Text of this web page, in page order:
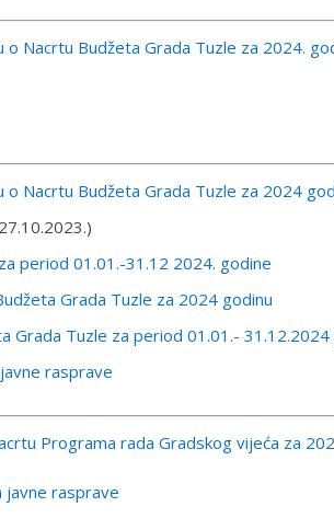
o Nacrtu Budžeta Grada Tuzle za 2024.
o Nacrtu Budžeta Grada Tuzle za 2024
period 01.01.-31.12 2024. godine
Grada Tuzle za 2024 godinu
Grada Tuzle za period 01.01.- 31.12.2024
rasprave
Programa rada Gradskog vijeća za
javne rasprave